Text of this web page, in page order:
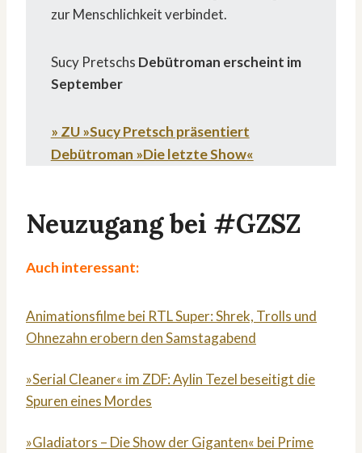
zur Menschlichkeit verbindet.
Sucy Pretschs Debütroman erscheint im
September
» ZU »Sucy Pretsch präsentiert
Debütroman »Die letzte Show«
Neuzugang bei #GZSZ
Auch interessant:
Animationsfilme bei RTL Super: Shrek, Trolls und
Ohnezahn erobern den Samstagabend
»Serial Cleaner« im ZDF: Aylin Tezel beseitigt die
Spuren eines Mordes
»Gladiators – Die Show der Giganten« bei Prime